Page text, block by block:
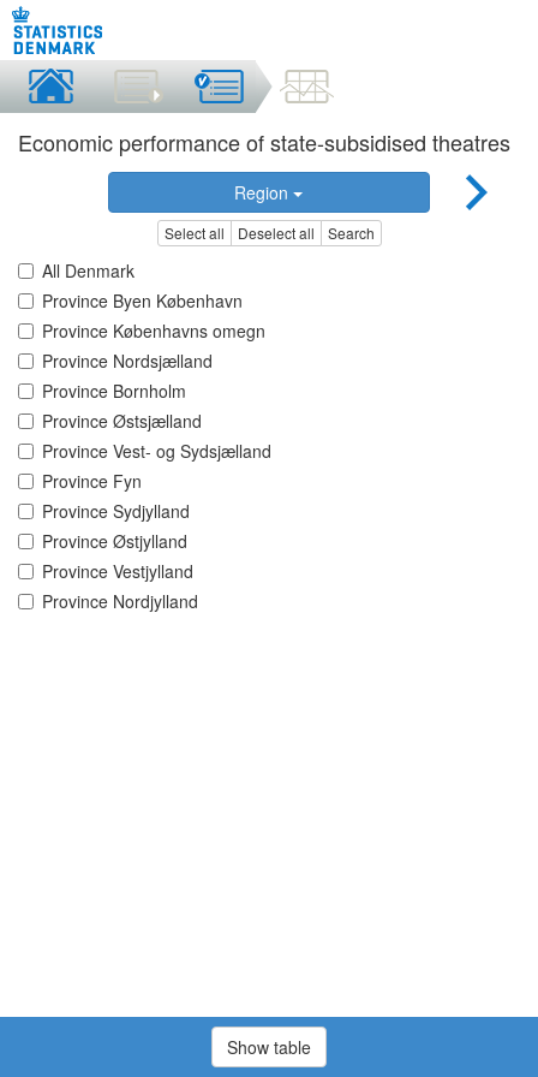
Economic performance of state-subsidised theatres
Region
Select all Deselect all Search
All Denmark
Province Byen København
Province Københavns omegn
Province Nordsjælland
Province Bornholm
Province Østsjælland
Province Vest- og Sydsjælland
Province Fyn
Province Sydjylland
Province Østjylland
Province Vestjylland
Province Nordjylland
Show table